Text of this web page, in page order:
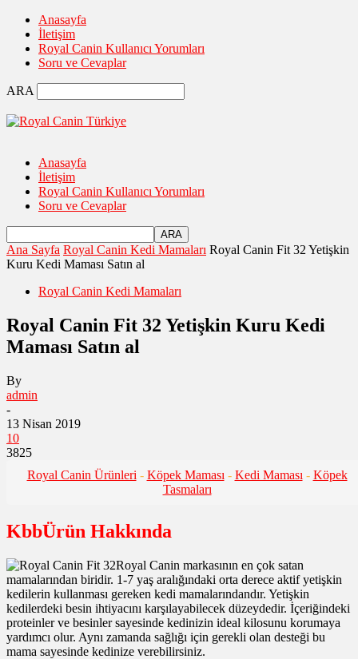
Anasayfa
İletişim
Royal Canin Kullanıcı Yorumları
Soru ve Cevaplar
ARA
Anasayfa
İletişim
Royal Canin Kullanıcı Yorumları
Soru ve Cevaplar
Ana Sayfa Royal Canin Kedi Mamaları Royal Canin Fit 32 Yetişkin
Kuru Kedi Maması Satın al
Royal Canin Kedi Mamaları
Royal Canin Fit 32 Yetişkin Kuru Kedi
Maması Satın al
By
admin
-
13 Nisan 2019
10
3825
Royal Canin Ürünleri - Köpek Maması - Kedi Maması - Köpek
Tasmaları
KbbÜrün Hakkında
Royal Canin markasının en çok satan
mamalarından biridir. 1-7 yaş aralığındaki orta derece aktif yetişkin
kedilerin kullanması gereken kedi mamalarındandır. Yetişkin
kedilerdeki besin ihtiyacını karşılayabilecek düzeydedir. İçeriğindeki
proteinler ve besinler sayesinde kedinizin ideal kilosunu korumaya
yardımcı olur. Aynı zamanda sağlığı için gerekli olan desteği bu
mama sayesinde kedinize verebilirsiniz.